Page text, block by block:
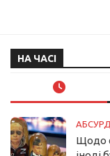
НА ЧАСІ
Щодо